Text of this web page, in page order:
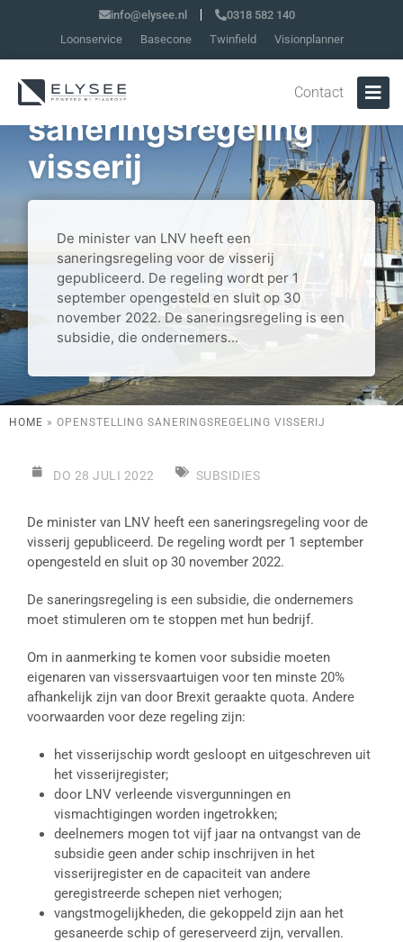
info@elysee.nl
0318 582 140
Loonservice
Basecone Twinfield Visionplanner
Contact
Openstelling
saneringsregeling
visserij
De minister van LNV heeft een
saneringsregeling voor de visserij
gepubliceerd. De regeling wordt per 1
september opengesteld en sluit op 30
november 2022. De saneringsregeling is een
subsidie, die ondernemers...
HOME » OPENSTELLING SANERINGSREGELING VISSERIJ
DO 28 JULI 2022 SUBSIDIES
De minister van LNV heeft een saneringsregeling voor de
visserij gepubliceerd. De regeling wordt per 1 september
opengesteld en sluit op 30 november 2022.
De saneringsregeling is een subsidie, die ondernemers
moet stimuleren om te stoppen met hun bedrijf.
Om in aanmerking te komen voor subsidie moeten
eigenaren van vissersvaartuigen voor ten minste 20%
afhankelijk zijn van door Brexit geraakte quota. Andere
voorwaarden voor deze regeling zijn:
het visserijschip wordt gesloopt en uitgeschreven uit
het visserijregister;
door LNV verleende visvergunningen en
vismachtigingen worden ingetrokken;
deelnemers mogen tot vijf jaar na ontvangst van de
subsidie geen ander schip inschrijven in het
visserijregister en de capaciteit van andere
geregistreerde schepen niet verhogen;
vangstmogelijkheden, die gekoppeld zijn aan het
gesaneerde schip of gereserveerd zijn, vervallen.